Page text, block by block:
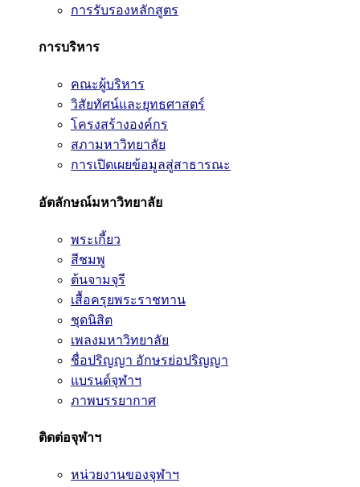
การรับรองหลักสูตร
การบริหาร
คณะผู้บริหาร
วิสัยทัศน์และยุทธศาสตร์
โครงสร้างองค์กร
สภามหาวิทยาลัย
การเปิดเผยข้อมูลสู่สาธารณะ
อัตลักษณ์มหาวิทยาลัย
พระเกี้ยว
สีชมพู
ต้นจามจุรี
เสื้อครุยพระราชทาน
ชุดนิสิต
เพลงมหาวิทยาลัย
ชื่อปริญญา อักษรย่อปริญญา
แบรนด์จุฬาฯ
ภาพบรรยากาศ
ติดต่อจุฬาฯ
หน่วยงานของจุฬาฯ